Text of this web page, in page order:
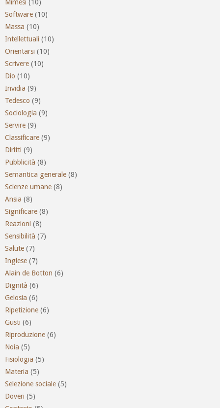
Mimesi (10)
Software (10)
Massa (10)
Intellettuali (10)
Orientarsi (10)
Scrivere (10)
Dio (10)
Invidia (9)
Tedesco (9)
Sociologia (9)
Servire (9)
Classificare (9)
Diritti (9)
Pubblicità (8)
Semantica generale (8)
Scienze umane (8)
Ansia (8)
Significare (8)
Reazioni (8)
Sensibilità (7)
Salute (7)
Inglese (7)
Alain de Botton (6)
Dignità (6)
Gelosia (6)
Ripetizione (6)
Gusti (6)
Riproduzione (6)
Noia (5)
Fisiologia (5)
Materia (5)
Selezione sociale (5)
Doveri (5)